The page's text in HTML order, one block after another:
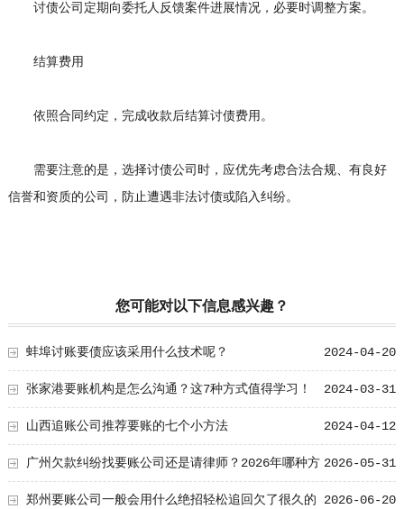
讨债公司定期向委托人反馈案件进展情况，必要时调整方案。
结算费用
依照合同约定，完成收款后结算讨债费用。
需要注意的是，选择讨债公司时，应优先考虑合法合规、有良好
信誉和资质的公司，防止遭遇非法讨债或陷入纠纷。
您可能对以下信息感兴趣？
2024-04-20
蚌埠讨账要债应该采用什么技术呢？
2024-03-31
张家港要账机构是怎么沟通？这7种方式值得学习！
2024-04-12
山西追账公司推荐要账的七个小方法
2026-05-31
广州欠款纠纷找要账公司还是请律师？2026年哪种方
式更快呢？ 2026-06-20
郑州要账公司一般会用什么绝招轻松追回欠了很久的